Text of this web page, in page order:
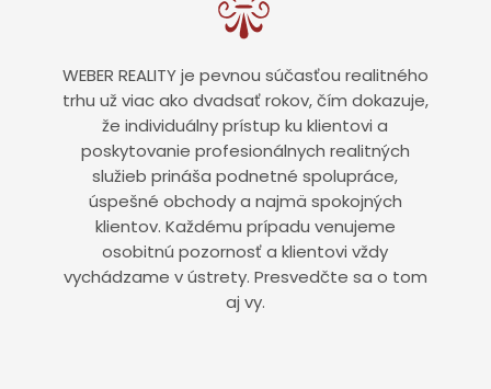
WEBER REALITY je pevnou súčasťou realitného
trhu už viac ako dvadsať rokov, čím dokazuje,
že individuálny prístup ku klientovi a
poskytovanie profesionálnych realitných
služieb prináša podnetné spolupráce,
úspešné obchody a najmä spokojných
klientov. Každému prípadu venujeme
osobitnú pozornosť a klientovi vždy
vychádzame v ústrety. Presvedčte sa o tom
aj vy.